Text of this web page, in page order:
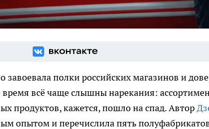
завоевала полки российских магазинов и
время всё чаще слышны нарекания:
продуктов, кажется, пошло на спад. Автор
опытом и перечислила пять